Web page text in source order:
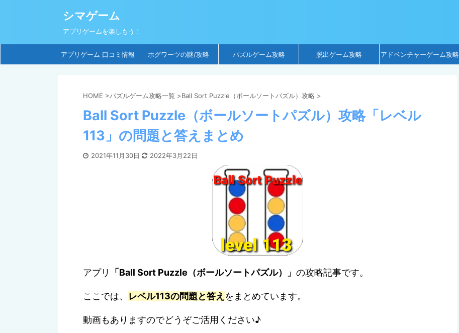
シマゲーム
アプリゲームを楽しもう！
アプリゲーム 口コミ情報 ホグワーツの謎/攻略 パズルゲーム攻略 脱出ゲーム攻略 アドベンチャーゲーム攻略
HOME >パズルゲーム攻略一覧 >Ball Sort Puzzle（ボールソートパズル）攻略 >
Ball Sort Puzzle（ボールソートパズル）攻略「レベル
113」の問題と答えまとめ
2021年11月30日 2022年3月22日
アプリ 「Ball Sort Puzzle（ボールソートパズル）」 の攻略記事です。
ここでは、 レベル113の問題と答え をまとめています。
動画もありますのでどうぞご活用ください♪